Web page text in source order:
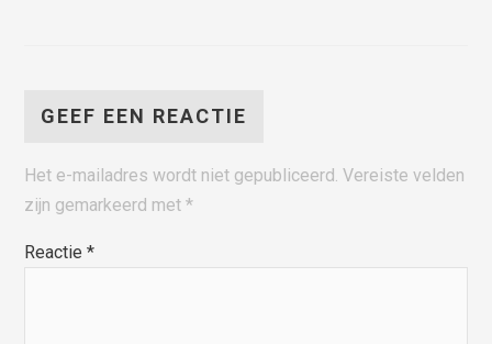
GEEF EEN REACTIE
Het e-mailadres wordt niet gepubliceerd. Vereiste velden
zijn gemarkeerd met*
Reactie*